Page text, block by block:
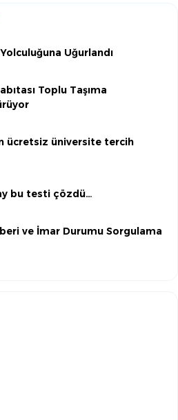
Uğurlandı
Toplu Taşıma
ücretsiz üniversite tercih
bu testi çözdü…
ve İmar Durumu Sorgulama